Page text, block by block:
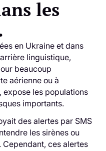
les
en Ukraine et dans
linguistique,
beaucoup
aérienne ou à
les populations
importants.
des alertes par SMS
les sirènes ou
ces alertes